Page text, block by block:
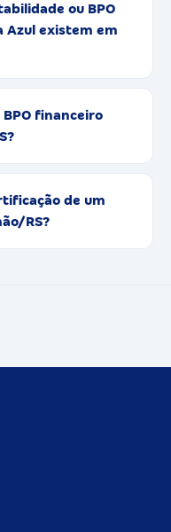
ou BPO
Azul existem em
BPO financeiro
de um
RS?